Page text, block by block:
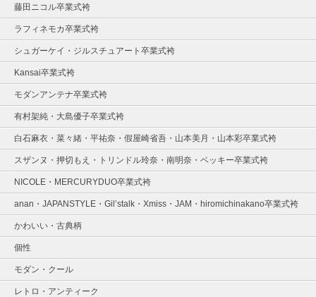
藤田ニコル卒業式袴
ラフィネモカ卒業式袴
シュガーケイ・ジルスチュアート卒業式袴
Kansai卒業式袴
モダンアンテナ卒業式袴
有村架純・大島優子卒業式袴
白石麻衣・菜々緒・平祐奈・假屋崎省吾・山本美月・山本彩卒業式袴
スザンヌ・押切もえ・トリンドル玲奈・南明奈・ベッキー卒業式袴
NICOLE・MERCURYDUO卒業式袴
anan・JAPANSTYLE・Gil’stalk・Xmiss・JAM・hiromichinakano卒業式袴
かわいい・古典柄
個性
モダン・クール
レトロ・アンティーク